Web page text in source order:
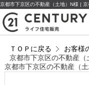
京都市下京区の不動産（土地）N様 |
ＴＯＰに戻る
お客様
京都市下京区の不動産（
京都市下京区の不動産（